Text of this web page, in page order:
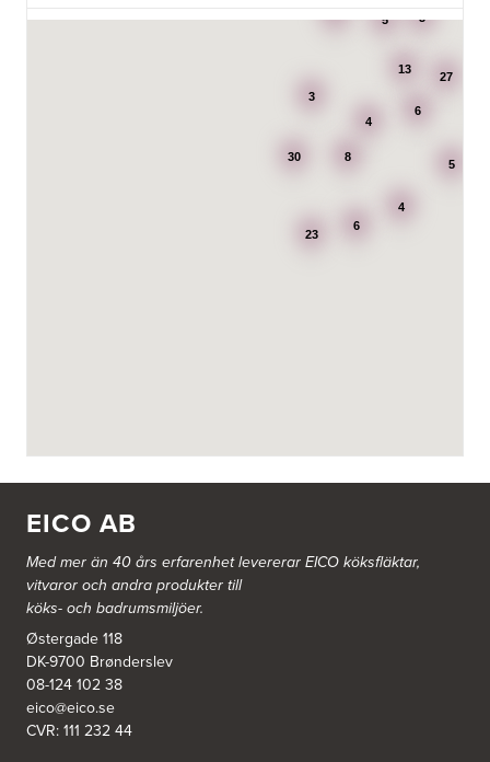
AB Karl Hedin Bygghandel - Edsbyn
431 53 Mölndal
Tel.:31864380
Ballingslöv Arninge
Hantverkarvägen 14
187 66 Täby
Tel.:0046-86300150
http://www.ballingslov.se
Ballingslöv Borås
23
30
27
8
4
6
6
13
3
4
5
3
5
EICO AB
Med mer än 40 års erfarenhet levererar EICO köksfläktar,
vitvaror och andra produkter till
köks- och badrumsmiljöer.
Østergade 118
DK-9700 Brønderslev
08-124 102 38
eico@eico.se
CVR: 111 232 44